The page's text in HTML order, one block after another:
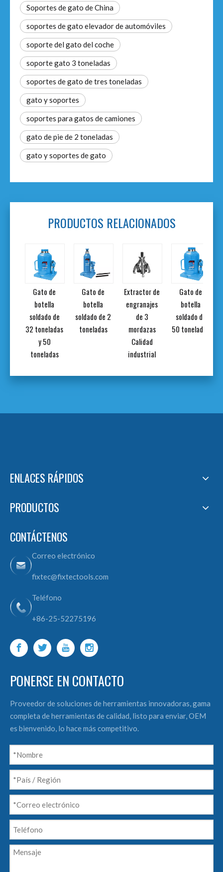
Soportes de gato de China
soportes de gato elevador de automóviles
soporte del gato del coche
soporte gato 3 toneladas
soportes de gato de tres toneladas
gato y soportes
soportes para gatos de camiones
gato de pie de 2 toneladas
gato y soportes de gato
PRODUCTOS RELACIONADOS
Gato de
botella
soldado de
32 toneladas
y 50
toneladas
Gato de
botella
soldado de 2
toneladas
Extractor de
engranajes
de 3
mordazas
Calidad
industrial
Gato de
botella
soldado de
50 toneladas
ENLACES RÁPIDOS
PRODUCTOS
CONTÁCTENOS
Correo electrónico
fixtec@fixtectools.com
Teléfono
+86-25-52275196
PONERSE EN CONTACTO
Proveedor de soluciones de herramientas innovadoras, gama
completa de herramientas de calidad, listo para enviar, OEM
es bienvenido, lo hace más competitivo.